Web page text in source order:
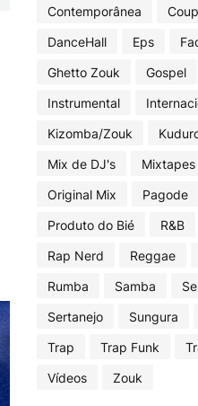
Contemporânea
DanceHall
Eps
Ghetto Zouk
Gospel
Instrumental
Kizomba/Zouk
Mix de DJ's
Mixtapes
Original Mix
Pagode
Produto do Bié
R&B
Rap Nerd
Reggae
Rumba
Samba
Sertanejo
Sungura
Trap
Trap Funk
Vídeos
Zouk